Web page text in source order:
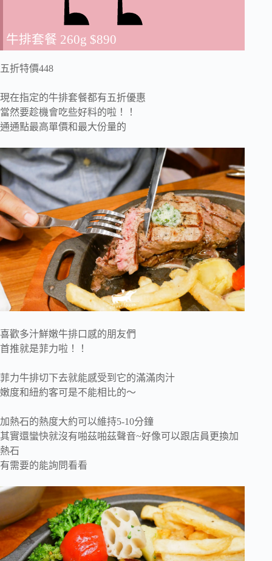
牛排套餐 260g $890
五折特價448
現在指定的牛排套餐都有五折優惠
當然要趁機會吃些好料的啦！！
通通點最高單價和最大份量的
喜歡多汁鮮嫩牛排口感的朋友們
首推就是菲力啦！！
菲力牛排切下去就能感受到它的滿滿肉汁
嫩度和紐約客可是不能相比的～
加熱石的熱度大約可以維持5-10分鐘
其實還蠻快就沒有啪茲啪茲聲音~好像可以跟店員更換加
熱石
有需要的能詢問看看